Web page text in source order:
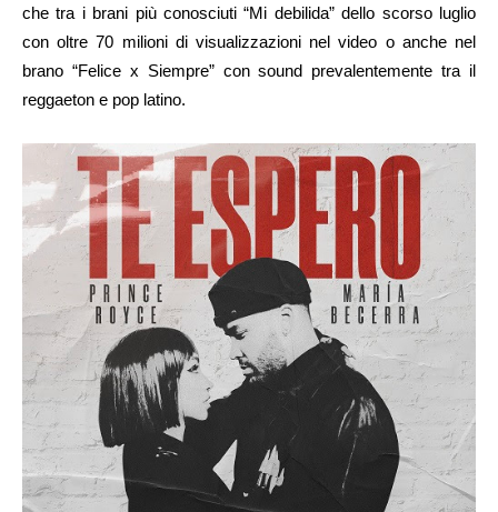
che tra i brani più conosciuti “Mi debilida” dello scorso luglio
con oltre 70 milioni di visualizzazioni nel video o anche nel
brano “Felice x Siempre” con sound prevalentemente tra il
reggaeton e pop latino.